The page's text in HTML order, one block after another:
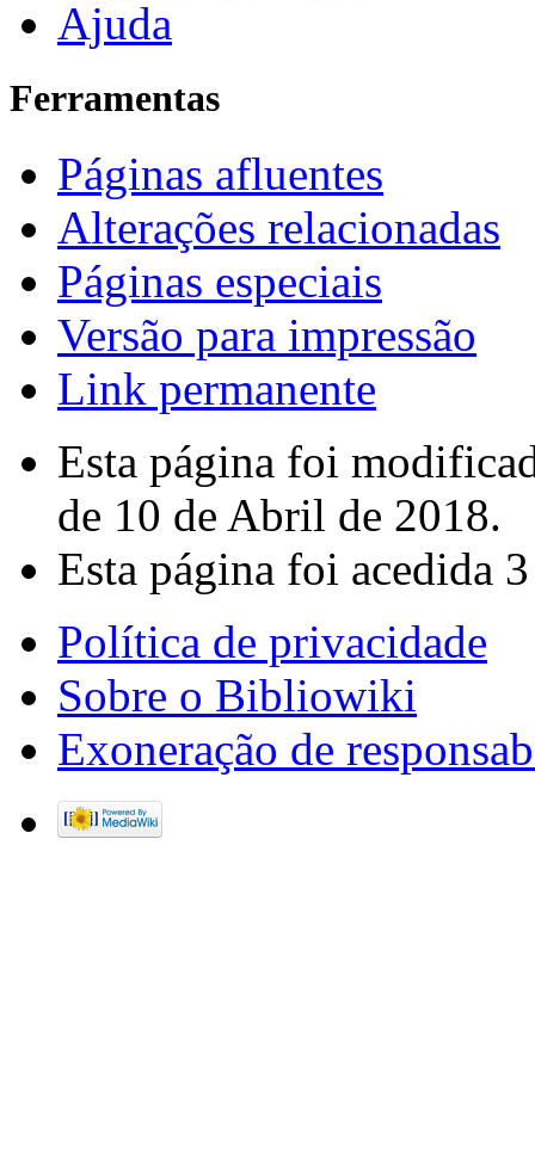
Ajuda
Ferramentas
Páginas afluentes
Alterações relacionadas
Páginas especiais
Versão para impressão
Link permanente
Esta página foi
de 10 de Abril de 2018.
Esta página foi acedida
Política de privacidade
Sobre o Bibliowiki
Exoneração de